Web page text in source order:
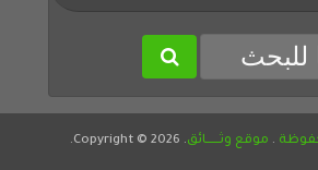
. موقع وثــــــائق. Copyright © 2026.